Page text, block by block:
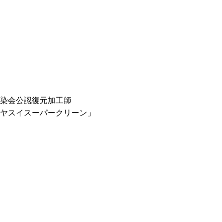
会公認復元加工師
スイスーパークリーン」